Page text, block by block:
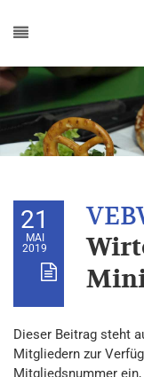
21
MAI
2019
Dieser Beitrag steht
Mitgliedern zur
Mitgliedsnummer